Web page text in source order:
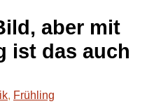
aber mit
ist das auch
, Frühling